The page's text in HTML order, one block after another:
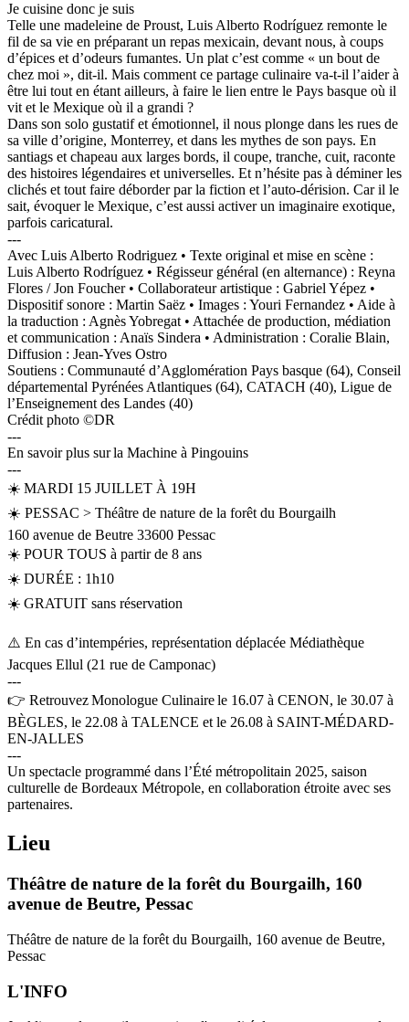
Je cuisine donc je suis
Telle une madeleine de Proust, Luis Alberto Rodríguez remonte le
fil de sa vie en préparant un repas mexicain, devant nous, à coups
d’épices et d’odeurs fumantes. Un plat c’est comme « un bout de
chez moi », dit-il. Mais comment ce partage culinaire va-t-il l’aider à
être lui tout en étant ailleurs, à faire le lien entre le Pays basque où il
vit et le Mexique où il a grandi ?
Dans son solo gustatif et émotionnel, il nous plonge dans les rues de
sa ville d’origine, Monterrey, et dans les mythes de son pays. En
santiags et chapeau aux larges bords, il coupe, tranche, cuit, raconte
des histoires légendaires et universelles. Et n’hésite pas à déminer les
clichés et tout faire déborder par la fiction et l’auto-dérision. Car il le
sait, évoquer le Mexique, c’est aussi activer un imaginaire exotique,
parfois caricatural.
---
Avec Luis Alberto Rodriguez • Texte original et mise en scène :
Luis Alberto Rodríguez • Régisseur général (en alternance) : Reyna
Flores / Jon Foucher • Collaborateur artistique : Gabriel Yépez •
Dispositif sonore : Martin Saëz • Images : Youri Fernandez • Aide à
la traduction : Agnès Yobregat • Attachée de production, médiation
et communication : Anaïs Sindera • Administration : Coralie Blain,
Diffusion : Jean-Yves Ostro
Soutiens : Communauté d’Agglomération Pays basque (64), Conseil
départemental Pyrénées Atlantiques (64), CATACH (40), Ligue de
l’Enseignement des Landes (40)
Crédit photo ©DR
---
En savoir plus sur la Machine à Pingouins
---
☀️ MARDI 15 JUILLET À 19H
☀️ PESSAC > Théâtre de nature de la forêt du Bourgailh
160 avenue de Beutre 33600 Pessac
☀️ POUR TOUS à partir de 8 ans
☀️ DURÉE : 1h10
☀️ GRATUIT sans réservation
⚠️ En cas d’intempéries, représentation déplacée Médiathèque
Jacques Ellul (21 rue de Camponac)
---
👉 Retrouvez Monologue Culinaire le 16.07 à CENON, le 30.07 à
BÈGLES, le 22.08 à TALENCE et le 26.08 à SAINT-MÉDARD-
EN-JALLES
---
Un spectacle programmé dans l’Été métropolitain 2025, saison
culturelle de Bordeaux Métropole, en collaboration étroite avec ses
partenaires.
Lieu
Théâtre de nature de la forêt du Bourgailh, 160
avenue de Beutre, Pessac
Théâtre de nature de la forêt du Bourgailh, 160 avenue de Beutre,
Pessac
L'INFO